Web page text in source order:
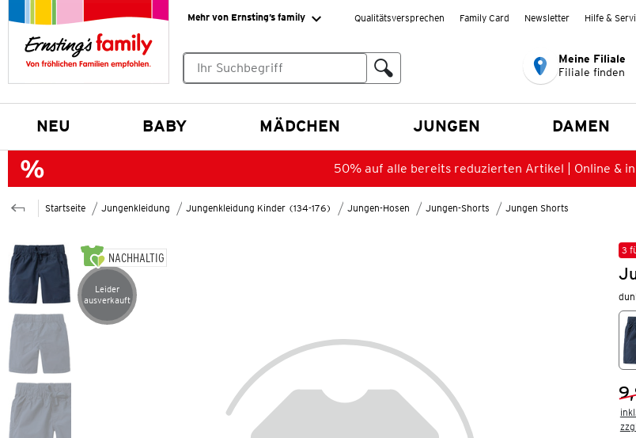
Mehr von Ernsting’s family Qualitätsversprechen Family Card Newsletter Hilfe &
Meine Filiale
Filiale finden
NEU BABY MÄDCHEN JUNGEN DAMEN
50% auf alle bereits reduzierten Artikel | Online &
Startseite Jungenkleidung Jungenkleidung Kinder (134-176) Jungen-Hosen Jungen-Shorts Jungen Shorts
NACHHALTIG
Artikel leider ausverkauft
Leider
ausverkauft
3